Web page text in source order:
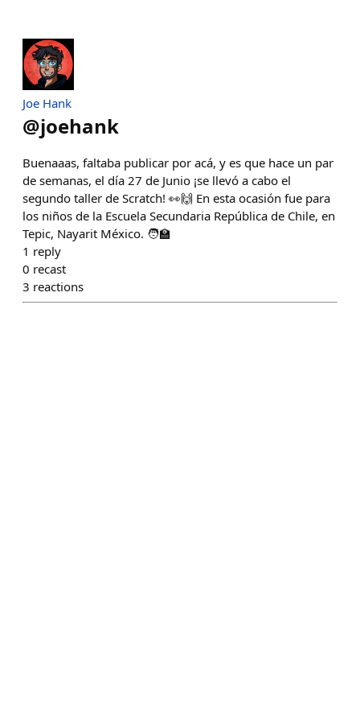
Joe Hank
@joehank
Buenaaas, faltaba publicar por acá, y es que hace un par
de semanas, el día 27 de Junio ¡se llevó a cabo el
segundo taller de Scratch! 👀🙌 En esta ocasión fue para
los niños de la Escuela Secundaria República de Chile, en
Tepic, Nayarit México. 🧑‍🏫
1 reply
0 recast
3 reactions